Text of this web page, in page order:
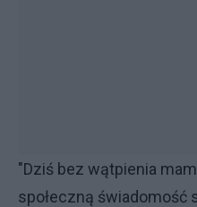
"Dziś bez wątpienia
społeczną świadomość